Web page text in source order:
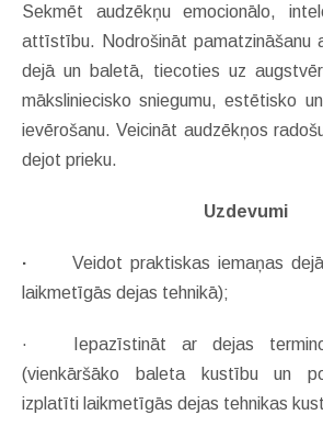
Sekmēt audzēkņu
emocionālo,
attīstību. Nodrošināt pamatzināšanu
dejā un baletā, tiecoties uz
māksliniecisko sniegumu, estētisko
ievērošanu. Veicināt audzēkņos
dejot prieku.
Uzdevumi
·
Veidot praktiskas iemaņas
laikmetīgās dejas tehnikā);
· Iepazīstināt ar dejas
(vienkāršāko baleta kustību un
izplatīti laikmetīgās dejas tehnikas